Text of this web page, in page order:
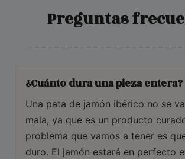
Preguntas
¿Cuánto dura una pieza entera?
Una pata de jamón ibérico no se
mala, ya que es un producto
problema que vamos a tener es
duro. El jamón estará en perfecto